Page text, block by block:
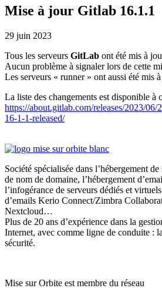
Mise à jour Gitlab 16.1.1
29 juin 2023
Tous les serveurs GitLab ont été mis à
Aucun problème à signaler lors de cette
Les serveurs « runner » ont aussi été mis
La liste des changements est disponible à
https://about.gitlab.com/releases/2023/06/
16-1-1-released/
Société spécialisée dans l’hébergement
de nom de domaine, l’hébergement
l’infogérance de serveurs dédiés et
d’emails Kerio Connect/Zimbra
Nextcloud…
Plus de 20 ans d’expérience dans la
Internet, avec comme ligne de conduite :
sécurité.
Mise sur Orbite est membre du réseau